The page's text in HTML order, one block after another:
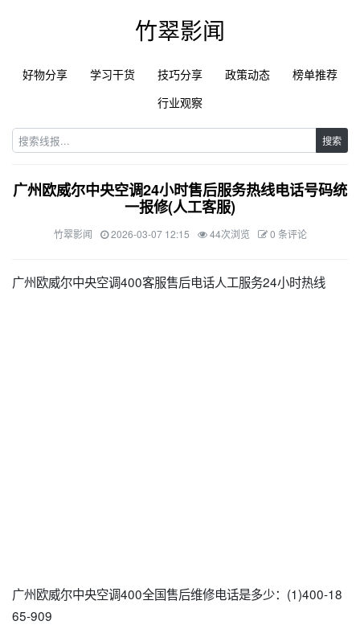
竹翠影闻
好物分享 学习干货 技巧分享 政策动态
榜单推荐
行业观察
搜索
广州欧威尔中央空调24小时售后服务热线电话号码统
一报修(人工客服)
竹翠影闻 2026-03-07 12:15 44次浏览 0 条评论
广州欧威尔中央空调400客服售后电话人工服务24小时热线
广州欧威尔中央空调400全国售后维修电话是多少：(1)400-18
65-909